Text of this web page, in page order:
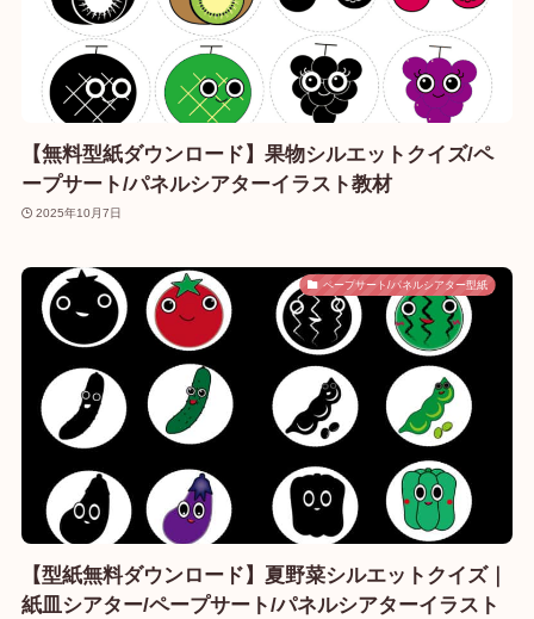
【無料型紙ダウンロード】果物シルエットクイズ/ペ
ープサート/パネルシアターイラスト教材
2025年10月7日
ペープサート/パネルシアター型紙
【型紙無料ダウンロード】夏野菜シルエットクイズ｜
紙皿シアター/ペープサート/パネルシアターイラスト